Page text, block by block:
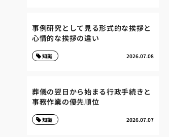
事例研究として見る形式的な挨拶と
心情的な挨拶の違い
2026.07.08
知識
葬儀の翌日から始まる行政手続きと
事務作業の優先順位
2026.07.07
知識